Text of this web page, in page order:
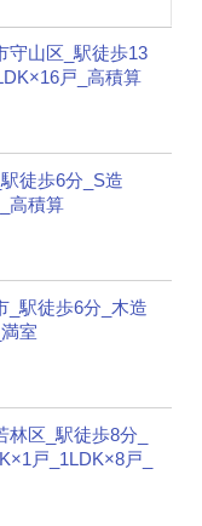
守山区_駅徒歩13
戸_高積算
徒歩6分_S造
高積算
_駅徒歩6分_木造
室
林区_駅徒歩8分_
戸_1LDK×8戸_